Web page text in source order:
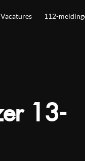
Vacatures 112-
13-